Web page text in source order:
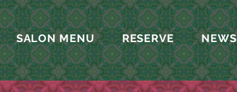
SALON MENU RESERVE NEWS